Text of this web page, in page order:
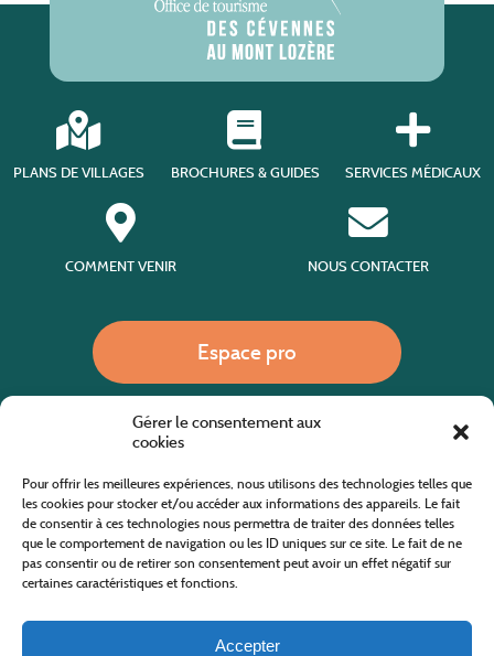
Gérer le consentement aux
cookies
Pour offrir les meilleures expériences, nous utilisons des technologies telles que
les cookies pour stocker et/ou accéder aux informations des appareils. Le fait
de consentir à ces technologies nous permettra de traiter des données telles
que le comportement de navigation ou les ID uniques sur ce site. Le fait de ne
pas consentir ou de retirer son consentement peut avoir un effet négatif sur
certaines caractéristiques et fonctions.
Accepter
PLANS DE VILLAGES BROCHURES & GUIDES SERVICES MÉDICAUX
COMMENT VENIR NOUS CONTACTER
Espace pro
Site internet cofinancé par le fonds européen agricole pour le développement rural
L'Europe investit dans les zones rurales